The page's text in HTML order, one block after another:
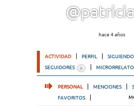
hace 4 años
ACTIVIDAD PERFIL
SEGUIDORES 0
PERSONAL MENCIONES
FAVORITOS